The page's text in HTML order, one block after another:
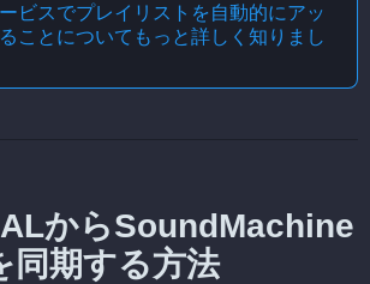
ビスでプレイリストを自動的にアッ
ことについてもっと詳しく知りまし
からSoundMachine
同期する方法